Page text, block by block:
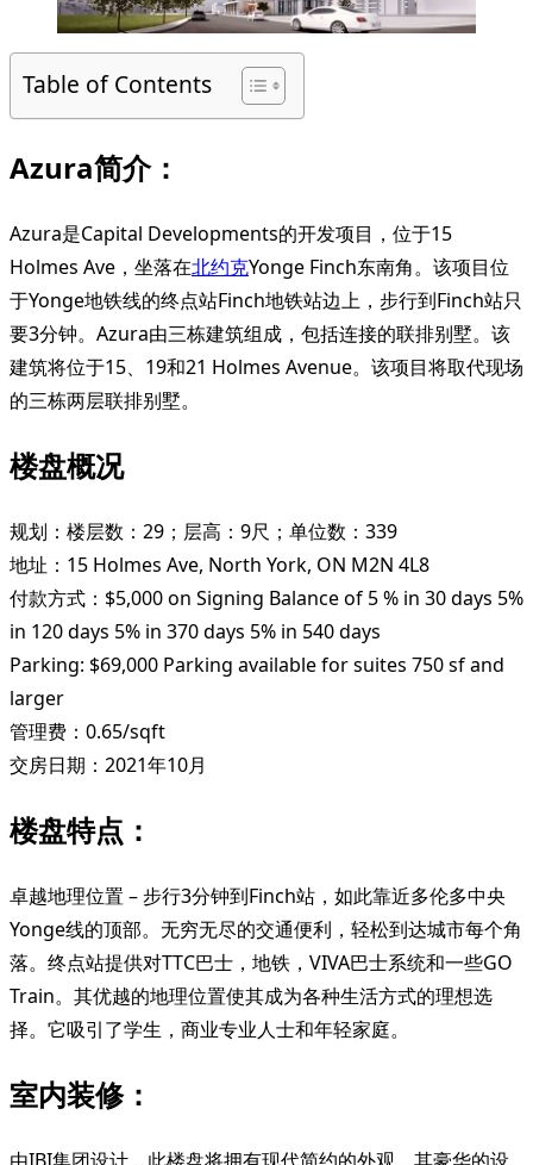
Table of Contents
Azura简介：
Azura是Capital Developments的开发项目，位于15
Holmes Ave，坐落在北约克Yonge Finch东南角。该项目位
于Yonge地铁线的终点站Finch地铁站边上，步行到Finch站只
要3分钟。Azura由三栋建筑组成，包括连接的联排别墅。该
建筑将位于15、19和21 Holmes Avenue。该项目将取代现场
的三栋两层联排别墅。
楼盘概况
规划：楼层数：29；层高：9尺；单位数：339
地址：15 Holmes Ave, North York, ON M2N 4L8
付款方式：$5,000 on Signing Balance of 5 % in 30 days 5%
in 120 days 5% in 370 days 5% in 540 days
Parking: $69,000 Parking available for suites 750 sf and
larger
管理费：0.65/sqft
交房日期：2021年10月
楼盘特点：
卓越地理位置 – 步行3分钟到Finch站，如此靠近多伦多中央
Yonge线的顶部。无穷无尽的交通便利，轻松到达城市每个角
落。终点站提供对TTC巴士，地铁，VIVA巴士系统和一些GO
Train。其优越的地理位置使其成为各种生活方式的理想选
择。它吸引了学生，商业专业人士和年轻家庭。
室内装修：